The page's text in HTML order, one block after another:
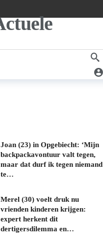
Joan (23) in Opgebiecht: ‘Mijn
backpackavontuur valt tegen,
maar dat durf ik tegen niemand
te…
Merel (30) voelt druk nu
vrienden kinderen krijgen:
expert herkent dit
dertigersdilemma en…